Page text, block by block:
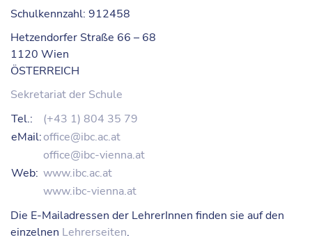
Schulkennzahl: 912458
Hetzendorfer Straße 66 – 68
1120 Wien
ÖSTERREICH
Sekretariat der Schule
Tel.:
(+43 1) 804 35 79
eMail:office@ibc.ac.at
office@ibc-vienna.at
Web: www.ibc.ac.at
www.ibc-vienna.at
Die E-Mailadressen der LehrerInnen finden sie auf den
einzelnen Lehrerseiten.